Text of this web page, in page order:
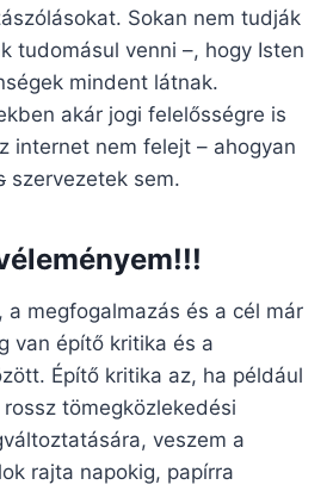
Sokan nem tudják
tudomásul venni –, hogy Isten
mindent látnak.
akár jogi felelősségre is
internet nem felejt – ahogyan
szervezetek sem.
a megfogalmazás és a cél már
van építő kritika és a
Építő kritika az, ha például
tömegközlekedési
veszem a
rajta napokig, papírra